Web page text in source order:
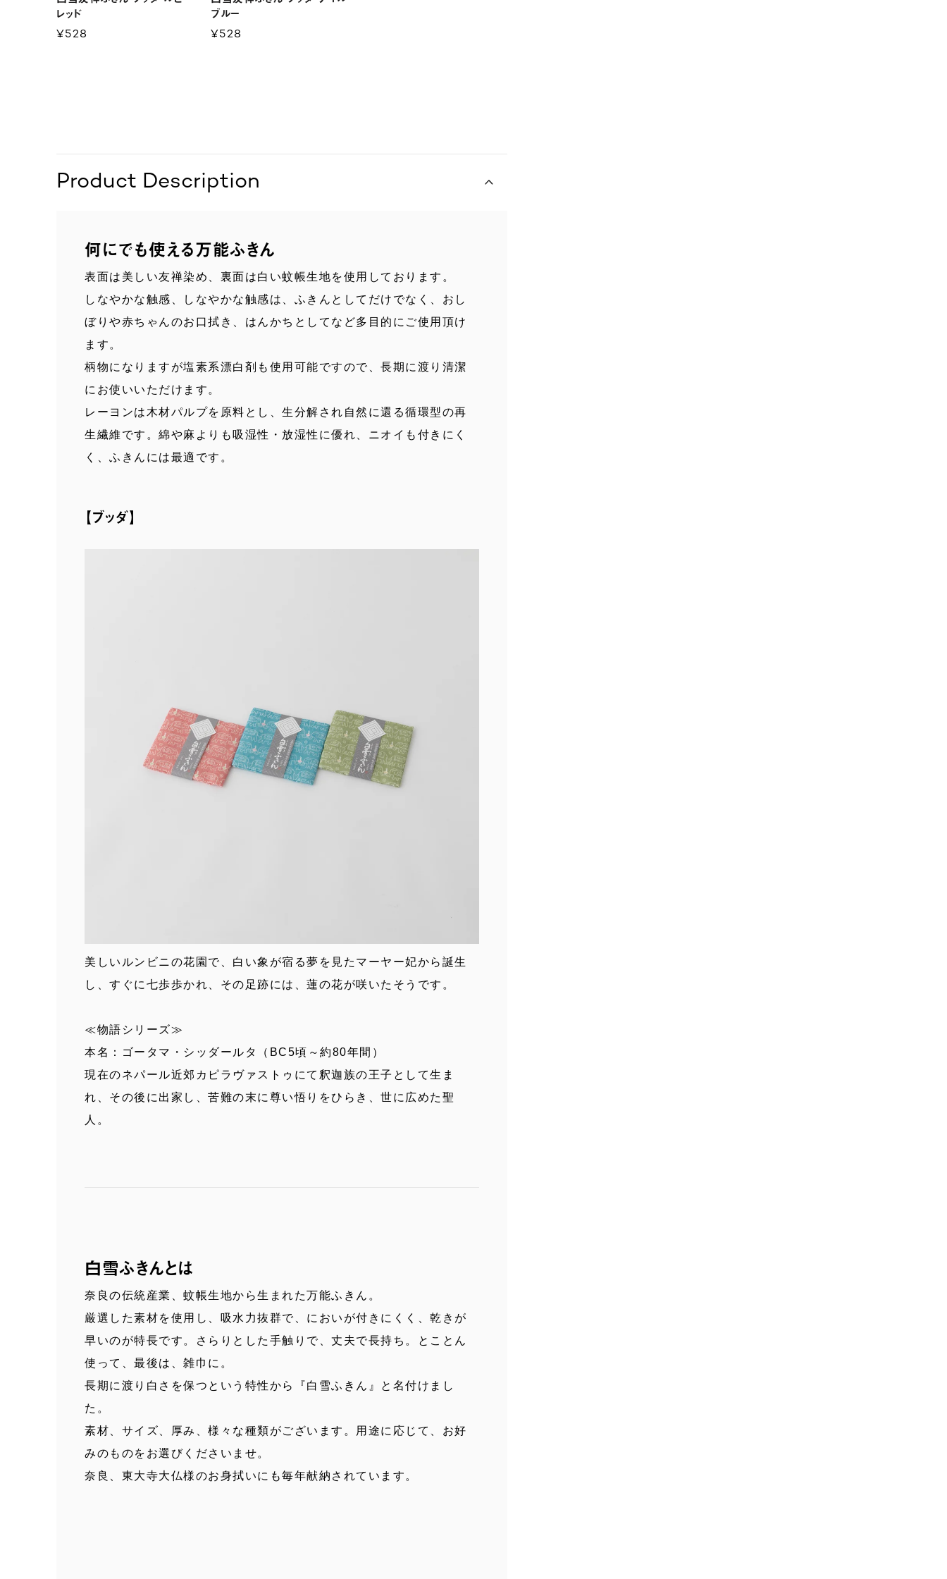
レッド
¥528
ブルー
¥528
Product Description
何にでも使える万能ふきん
表面は美しい友禅染め、裏面は白い蚊帳生地を使用しております。
しなやかな触感、しなやかな触感は、 ふきんとしてだけでなく、おし
ぼりや赤ちゃんのお口拭き、はんかちとしてなど多目的にご使用頂け
ます。
柄物になりますが塩素系漂白剤も使用可能ですので、長期に渡り清潔
にお使いいただけます。
レーヨンは木材パルプを原料とし、生分解され自然に還る循環型の再
生繊維です。綿や麻よりも吸湿性・放湿性に優れ、ニオイも付きにく
く、ふきんには最適です。
【ブッダ】
美しいルンビニの花園で、白い象が宿る夢を見たマーヤー妃から誕生
し、すぐに七歩歩かれ、その足跡には、蓮の花が咲いたそうです。
≪物語シリーズ≫
本名：ゴータマ・シッダールタ（BC5頃～約80年間）
現在のネパール近郊カピラヴァストゥにて釈迦族の王子として生ま
れ、その後に出家し、苦難の末に尊い悟りをひらき、世に広めた聖
人。
白雪ふきんとは
奈良の伝統産業、蚊帳生地から生まれた万能ふきん。
厳選した素材を使用し、吸水力抜群で、においが付きにくく、乾きが
早いのが特長です。さらりとした手触りで、丈夫で長持ち。とことん
使って、最後は、雑巾に。
長期に渡り白さを保つという特性から『白雪ふきん』と名付けまし
た。
素材、サイズ、厚み、様々な種類がございます。用途に応じて、お好
みのものをお選びくださいませ。
奈良、東大寺大仏様のお身拭いにも毎年献納されています。